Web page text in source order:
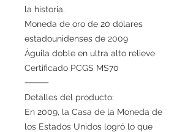
la historia.
Moneda de oro de 20 dólares
estadounidenses de 2009
Águila doble en ultra alto relieve
Certificado PCGS MS70
⸻
Detalles del producto:
En 2009, la Casa de la Moneda de
los Estados Unidos logró lo que